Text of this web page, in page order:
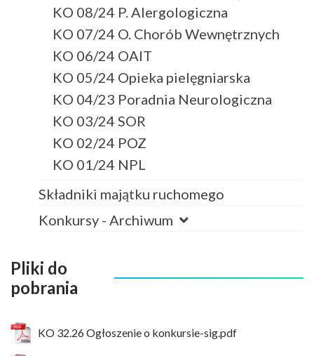
KO 08/24 P. Alergologiczna
KO 07/24 O. Chorób Wewnętrznych
KO 06/24 OAIT
KO 05/24 Opieka pielęgniarska
KO 04/23 Poradnia Neurologiczna
KO 03/24 SOR
KO 02/24 POZ
KO 01/24 NPL
Składniki majątku ruchomego
Konkursy - Archiwum
Pliki do
pobrania
KO 32.26 Ogłoszenie o konkursie-sig.pdf